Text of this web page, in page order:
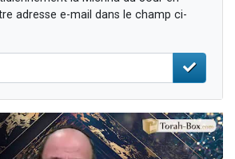
adresse e-mail dans le champ ci-